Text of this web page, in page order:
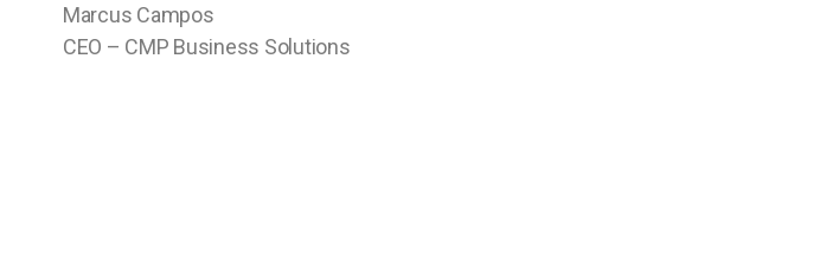
Marcus Campos
CEO – CMP Business Solutions